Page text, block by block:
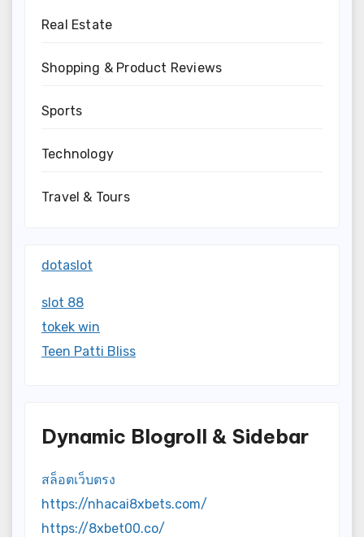
Real Estate
Shopping & Product Reviews
Sports
Technology
Travel & Tours
dotaslot
slot 88
tokek win
Teen Patti Bliss
Dynamic Blogroll & Sidebar
สล็อตเว็บตรง
https://nhacai8xbets.com/
https://8xbet00.co/